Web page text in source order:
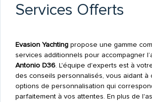
Services Offerts
Evasion Yachtingpropose une gamme
services additionnels pour accompagner
Antonio D36. L'équipe d'experts est à
des conseils personnalisés, vous aidant à
options de personnalisation qui
parfaitement à vos attentes. En plus de